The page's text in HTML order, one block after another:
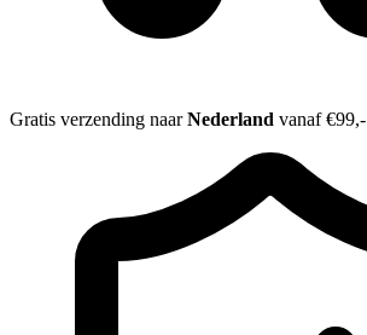
Gratis verzending naarNederland vanaf €99,-